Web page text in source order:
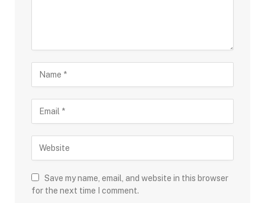
Save my name, email, and website in this browser
for the next time I comment.